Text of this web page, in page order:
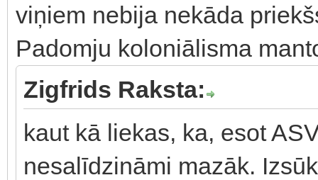
viņiem nebija nekāda
Padomju koloniālisma
Zigfrids Raksta:
kaut kā liekas, ka, esot
nesalīdzināmi mazāk.